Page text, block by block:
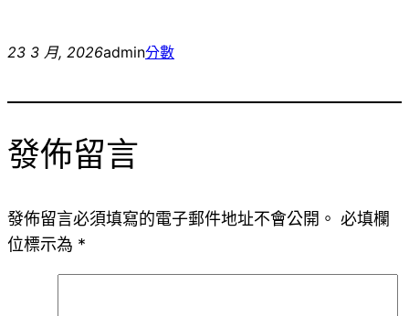
23 3 月, 2026admin分數
發佈留言
發佈留言必須填寫的電子郵件地址不會公開。 必填欄
位標示為 *